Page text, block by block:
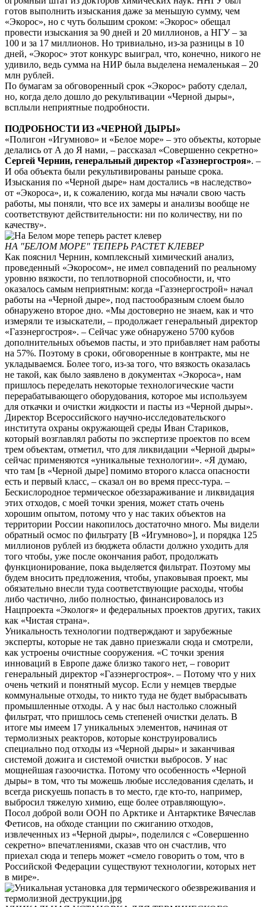
готов выполнить изыскания даже за меньшую сумму, чем
«Экорос», но с чуть большим сроком: «Экорос» обещал
провести изыскания за 90 дней и 20 миллионов, а НГУ – за
100 и за 17 миллионов. Но тривиально, из-за разницы в 10
дней, «Экорос» этот конкурс выиграл, что, конечно, никого не
удивило, ведь сумма на НИР была выделена немаленькая – 20
млн рублей.
По бумагам за обговоренный срок «Экорос» работу сделал,
но, когда дело дошло до рекультивации «Черной дыры»,
всплыли неприятные подробности.
ПОДРОБНОСТИ ИЗ «ЧЕРНОЙ ДЫРЫ»
«Полигон «Игумново» и «Белое море» – это объекты, которые
делались от А до Я нами, – рассказал «Совершенно секретно»
Сергей Чернин, генеральный директор «Газэнергостроя». –
И оба объекта были рекультивированы раньше срока.
Изыскания по «Черной дыре» нам достались «в наследство»
от «Экороса», и, к сожалению, когда мы начали свою часть
работы, мы поняли, что все их замеры и анализы вообще не
соответствуют действительности: ни по количеству, ни по
качеству».
НА "БЕЛОММОРЕ" ТЕПЕРЬ РАСТЕТ КЛЕВЕР
Как пояснил Чернин, комплексный химический анализ,
проведенный «Экоросом», не имел совпадений по реальному
уровню вязкости, по теплотворной способности, и, что
оказалось самым неприятным: когда «Газэнергострой» начал
работы на «Черной дыре», под пастообразным слоем было
обнаружено второе дно. «Мы достоверно не знаем, как и что
измеряли те изыскатели, – продолжает генеральный директор
«Газэнергостроя». – Сейчас уже обнаружено 5700 кубов
дополнительных объемов пасты, и это прибавляет нам работы
на 57%. Поэтому в сроки, обговоренные в контракте, мы не
укладываемся. Более того, из-за того, что вязкость оказалась
не такой, как было заявлено в документах «Экороса», нам
пришлось переделать некоторые технологические части
перерабатывающего оборудования, которое мы используем
для откачки и очистки жидкости и пасты из «Черной дыры».
Директор Всероссийского научно-исследовательского
института охраны окружающей среды Иван Стариков,
который возглавлял работы по экспертизе проектов по всем
трем объектам, отметил, что для ликвидации «Черной дыры»
сейчас применяются «уникальные технологии». «Я думаю,
что там [в «Черной дыре] помимо второго класса опасности
есть и первый класс, – сказал он во время пресс-тура. –
Бескислородное термическое обеззараживание и ликвидация
этих отходов, с моей точки зрения, может стать очень
хорошим опытом, потому что у нас таких объектов на
территории России накопилось достаточно много. Мы видели
обратный осмос по фильтрату [В «Игумново»], и порядка 125
миллионов рублей из бюджета области должно уходить для
того чтобы, уже после окончания работ, продолжать
функционирование, пока выделяется фильтрат. Поэтому мы
будем вносить предложения, чтобы, упаковывая проект, мы
обязательно внесли туда соответствующие расходы, чтобы
либо частично, либо полностью, финансировалось из
Нацпроекта «Экологя» и федеральных проектов других, таких
как «Чистая страна».
Уникальность технологии подтверждают и зарубежные
эксперты, которые не так давно приезжали сюда и смотрели,
как устроены очистные сооружения. «С точки зрения
инноваций в Европе даже близко такого нет, – говорит
генеральный директор «Газэнергостроя». – Потому что у них
очень четкий и понятный мусор. Если у немцев твердые
коммунальные отходы, то никто туда не будет выбрасывать
промышленные отходы. А у нас был настолько сложный
фильтрат, что пришлось семь степеней очистки делать. В
итоге мы имеем 17 уникальных элементов, начиная от
термолизных реакторов, которые конструировались
специально под отходы из «Черной дыры» и заканчивая
системой дожига и системой очистки выбросов. У нас
мощнейшая газоочистка. Потому что особенность «Черной
дыры» в том, что ты можешь любые исследования сделать, и
всегда рискуешь попасть в то место, где кто-то, например,
выбросил тяжелую химию, еще более отравляющую».
Посол доброй воли ООН по Арктике и Антарктике Вячеслав
Фетисов, на обходе станции по сжиганию отходов,
извлеченных из «Черной дыры», поделился с «Совершенно
секретно» впечатлениями, сказав что он счастлив, что
приехал сюда и теперь может «смело говорить о том, что в
Российской Федерации существуют технологии, которых нет
в мире».